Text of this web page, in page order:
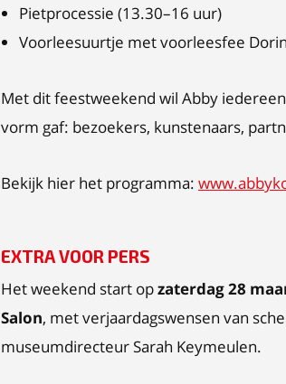
Pietprocessie (13.30–16 uur)
Voorleesuurtje met voorleesfee
Met dit feestweekend wil Abby
vorm gaf: bezoekers, kunstenaars,
Bekijk hier het programma:
EXTRA VOOR PERS
Het weekend start opzaterdag 28
Salon, met verjaardagswensen van
museumdirecteur Sarah Keymeulen.